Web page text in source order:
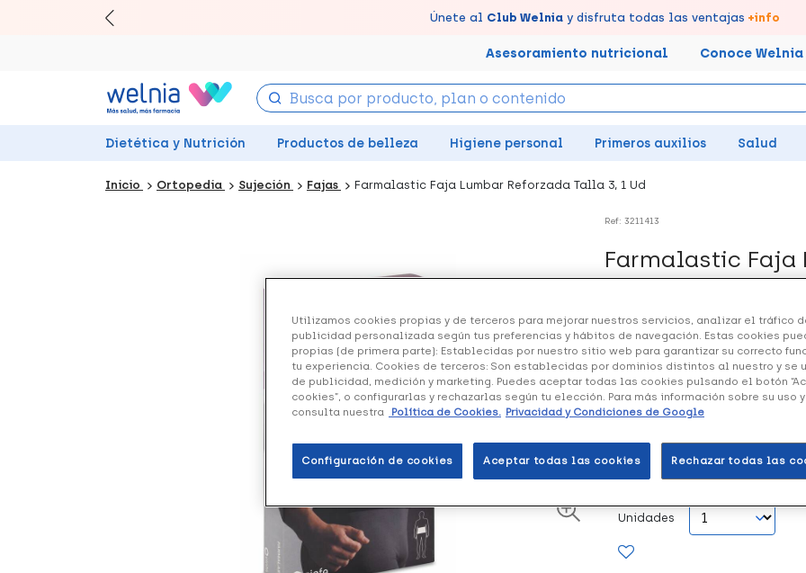
Disfruta de la entregarápida y gratuitaen farmacia
Únete al Club Welniay disfruta todas las ventajas +info
Llévate un7% de descuentocreando tu cuentaaquí
Canjea tus puntos en tu Farmacia de Confianza, acumúlalos online.
Asesoramiento nutricional Conoce Welnia
Dietética y Nutrición Productos de belleza Higiene personal Primeros auxilios Salud
Inicio Ortopedia Sujeción Fajas Farmalastic Faja Lumbar Reforzada Talla 3, 1 Ud
Ref: 3211413
Farmalastic Faja
Ud
29.40 €
+ 59 puntosHealthies
Faja reforzada con cuatro
capacidad de sujeción y
Unidades
Utilizamos cookies propias y de terceros para mejorar nuestros servicios, analizar el tráfico
publicidad personalizada según tus preferencias y hábitos de navegación. Estas cookies
propias (de primera parte): Establecidas por nuestro sitio web para garantizar su correcto
tu experiencia. Cookies de terceros: Son establecidas por dominios distintos al nuestro y se
de publicidad, medición y marketing. Puedes aceptar todas las cookies pulsando el botón
cookies”, o configurarlas y rechazarlas según tu elección. Para más información sobre su uso
consulta nuestra
Política de Cookies. Privacidad y Condiciones de Google
Configuración de cookies Rechazar todas las
Aceptar todas las cookies